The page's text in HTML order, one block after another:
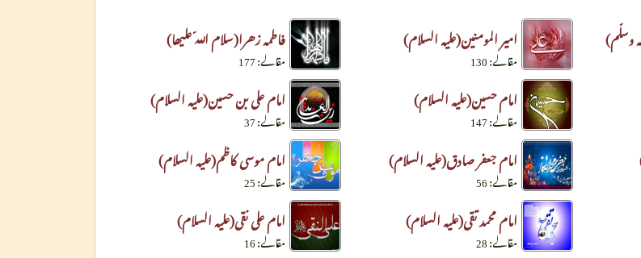
وسلّم) امیر المومنین(علیہ السلام)
مقالے: 130
فاطمہ زھرا(سلام اللّہ علیھا)
مقالے: 177
امام حسین(علیہ السلام)
مقالے: 147
امام علی بن حسین(علیہ السلام)
مقالے: 37
امام جعفر صادق(علیہ السلام)
مقالے: 56
امام موسی کاظم(علیہ السلام)
مقالے: 25
امام محمد تقی(علیہ السلام)
مقالے: 28
امام علی نقی(علیہ السلام)
مقالے: 16